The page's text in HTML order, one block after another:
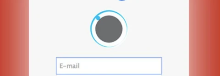
ELOLVASOM